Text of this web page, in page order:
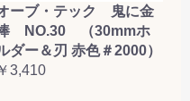
ーブ・テック 鬼に金
NO.30 （30mmホ
ダー＆刃 赤色＃2000）
￥3,410